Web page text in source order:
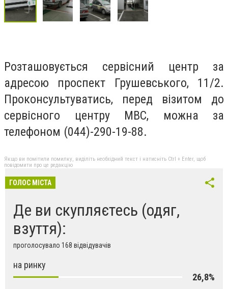
Розташовується сервісний центр за
адресою проспект Грушевського, 11/2.
Проконсультуватись, перед візитом до
сервісного центру МВС, можна за
телефоном (044)-290-19-88.
Якщо ви помітили помилку, виділіть необхідний текст і натисніть Ctrl + Enter, щоб
повідомити про це редакцію
ГОЛОС МІСТА
Де ви скупляєтесь (одяг,
взуття):
проголосувало 168 відвідувачів
на ринку
26,8%